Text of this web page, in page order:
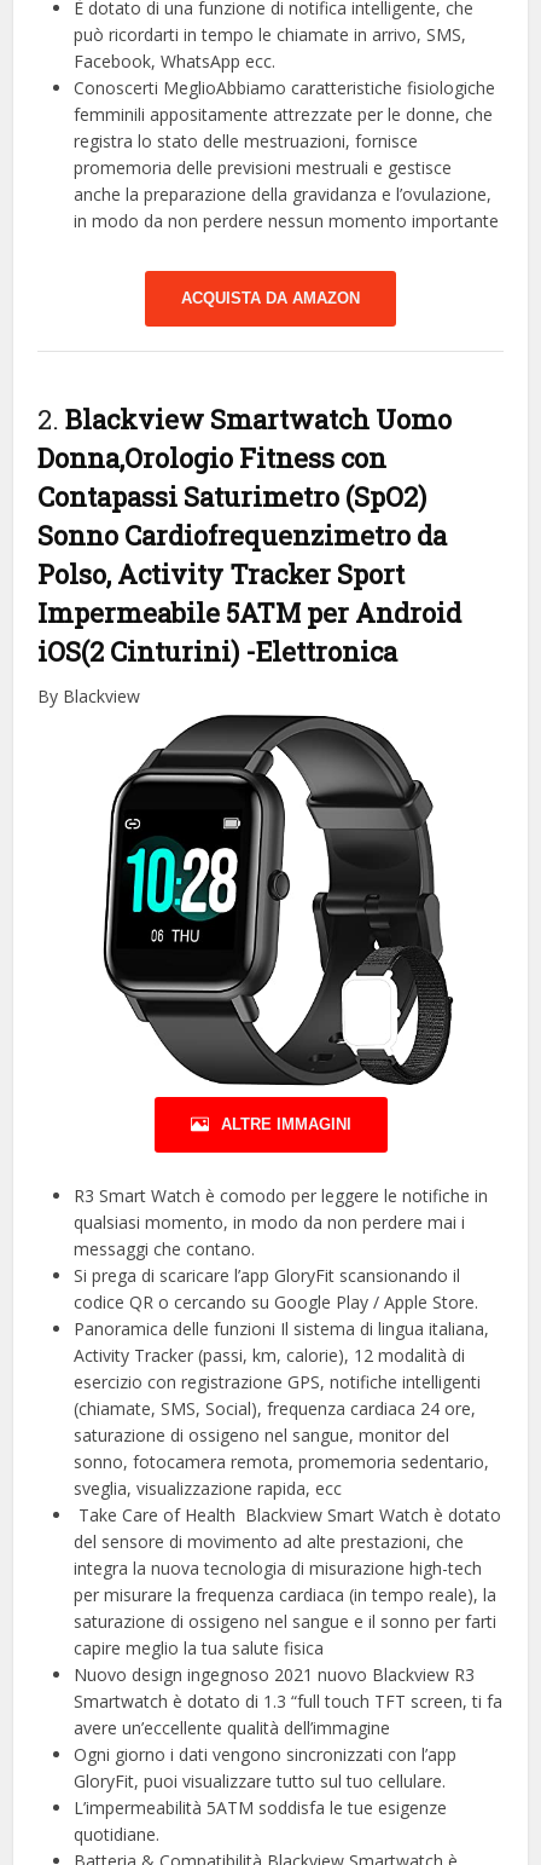
È dotato di una funzione di notifica intelligente, che
può ricordarti in tempo le chiamate in arrivo, SMS,
Facebook, WhatsApp ecc.
Conoscerti MeglioAbbiamo caratteristiche fisiologiche
femminili appositamente attrezzate per le donne, che
registra lo stato delle mestruazioni, fornisce
promemoria delle previsioni mestruali e gestisce
anche la preparazione della gravidanza e l’ovulazione,
in modo da non perdere nessun momento importante
ACQUISTA DA AMAZON
2.Blackview Smartwatch Uomo
Donna,Orologio Fitness con
Contapassi Saturimetro (SpO2)
Sonno Cardiofrequenzimetro da
Polso, Activity Tracker Sport
Impermeabile 5ATM per Android
iOS(2 Cinturini) -Elettronica
By Blackview
ALTRE IMMAGINI
R3 Smart Watch è comodo per leggere le notifiche in
qualsiasi momento, in modo da non perdere mai i
messaggi che contano.
Si prega di scaricare l’app GloryFit scansionando il
codice QR o cercando su Google Play / Apple Store.
Panoramica delle funzioni Il sistema di lingua italiana,
Activity Tracker (passi, km, calorie), 12 modalità di
esercizio con registrazione GPS, notifiche intelligenti
(chiamate, SMS, Social), frequenza cardiaca 24 ore,
saturazione di ossigeno nel sangue, monitor del
sonno, fotocamera remota, promemoria sedentario,
sveglia, visualizzazione rapida, ecc
️ Take Care of Health ️ Blackview Smart Watch è dotato
del sensore di movimento ad alte prestazioni, che
integra la nuova tecnologia di misurazione high-tech
per misurare la frequenza cardiaca (in tempo reale), la
saturazione di ossigeno nel sangue e il sonno per farti
capire meglio la tua salute fisica
Nuovo design ingegnoso 2021 nuovo Blackview R3
Smartwatch è dotato di 1.3 “full touch TFT screen, ti fa
avere un’eccellente qualità dell’immagine
Ogni giorno i dati vengono sincronizzati con l’app
GloryFit, puoi visualizzare tutto sul tuo cellulare.
L’impermeabilità 5ATM soddisfa le tue esigenze
quotidiane.